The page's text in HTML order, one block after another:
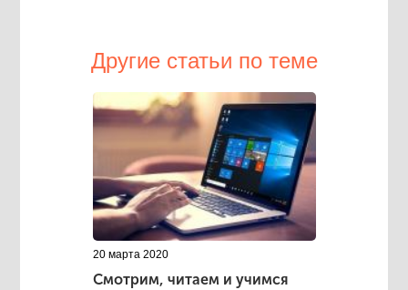
Другие статьи по теме
20 марта 2020
Смотрим, читаем и учимся